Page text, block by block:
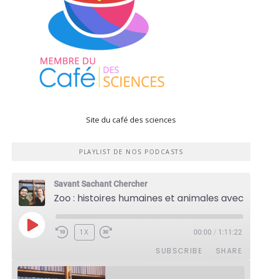
Site du café des sciences
PLAYLIST DE NOS PODCASTS
Savant Sachant Chercher
PLAY
EPISODE
1X 00:00 / 1:11:22
SUBSCRIBE SHARE